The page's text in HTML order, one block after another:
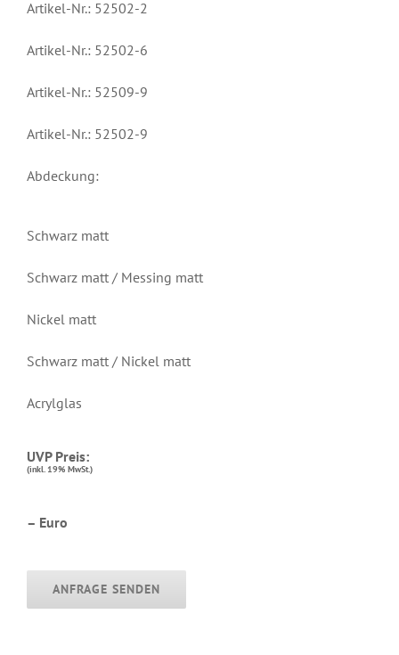
Artikel-Nr.: 52502-2
Artikel-Nr.: 52502-6
Artikel-Nr.: 52509-9
Artikel-Nr.: 52502-9
Abdeckung:
Schwarz matt
Schwarz matt / Messing matt
Nickel matt
Schwarz matt / Nickel matt
Acrylglas
UVP Preis:
(inkl. 19% MwSt.)
– Euro
ANFRAGE SENDEN